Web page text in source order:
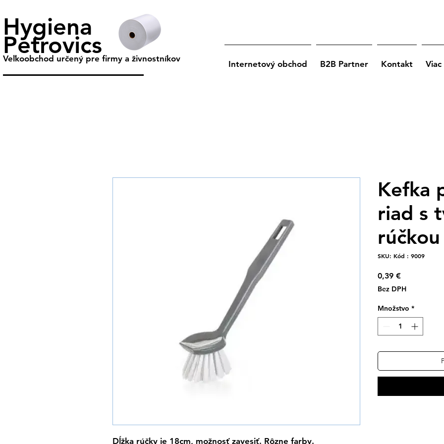
Veľkoobchod určený pre firmy a živnostníkov
Hygiena
Petrovics
Internetový obchod B2B Partner Kontakt Viac
Dĺžka rúčky je 18cm, možnosť zavesiť. Rôzne farby.
Kefka
riad s
rúčkou
SKU: Kód : 9009
0,39 €Price
Bez DPH
Množstvo *